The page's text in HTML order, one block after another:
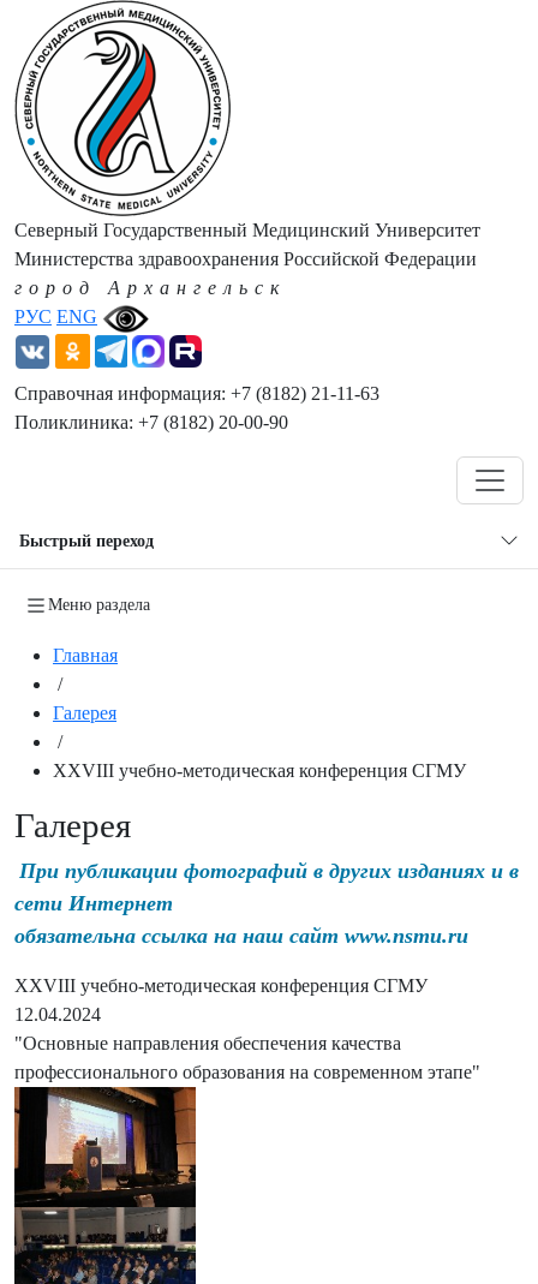
РУС ENG
Северный Государственный Медицинский Университет
Министерства здравоохранения Российской Федерации
город Архангельск
Справочная информация: +7 (8182) 21-11-63
Поликлиника: +7 (8182) 20-00-90
Быстрый переход
Меню раздела
Главная
/
Галерея
/
XXVIII учебно-методическая конференция СГМУ
Галерея
При публикации фотографий в других изданиях и в
сети Интернет
обязательна ссылка на наш сайт www.nsmu.ru
XXVIII учебно-методическая конференция СГМУ
12.04.2024
"Основные направления обеспечения качества
профессионального образования на современном этапе"